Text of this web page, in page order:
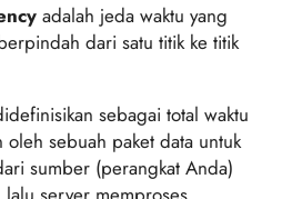
adalah jeda waktu yang
dari satu titik ke titik
sebagai total waktu
sebuah paket data untuk
sumber (perangkat Anda)